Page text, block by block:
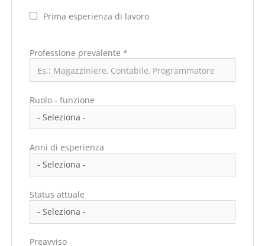
Prima esperienza di lavoro
Professione prevalente *
Ruolo - funzione
Anni di esperienza
Status attuale
Preavviso